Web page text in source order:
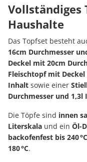
Haushalte
Das Topfset besteht
16cm Durchmesser
Deckel mit 20cm
Fleischtopf mit
Inhalt sowie einer
Durchmesser und 1,3l
Die Töpfe sind innen
Literskala und ein Öl-
backofenfest bis 240 °C
180 °C.